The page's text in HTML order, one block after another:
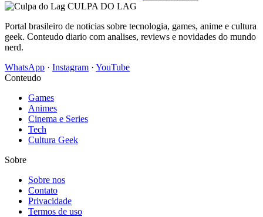
CULPA DO LAG
Portal brasileiro de noticias sobre tecnologia, games, anime e cultura
geek. Conteudo diario com analises, reviews e novidades do mundo
nerd.
WhatsApp · Instagram · YouTube
Conteudo
Games
Animes
Cinema e Series
Tech
Cultura Geek
Sobre
Sobre nos
Contato
Privacidade
Termos de uso